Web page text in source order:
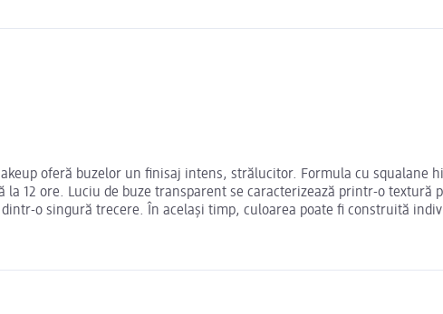
oferă buzelor un finisaj intens, strălucitor. Formula cu
12 ore. Luciu de buze transparent se caracterizează printr-o textură
o singură trecere. În același timp, culoarea poate fi construită